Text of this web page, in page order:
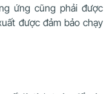
ứng cũng phải được
được đảm bảo chạy